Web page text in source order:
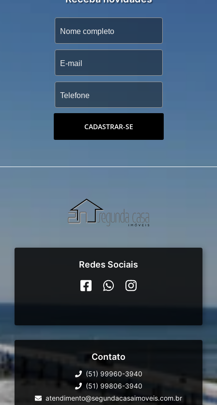
CADASTRAR-SE
Redes Sociais
Contato
(51) 99960-3940
(51) 99806-3940
atendimento@segundacasaimoveis.com.br